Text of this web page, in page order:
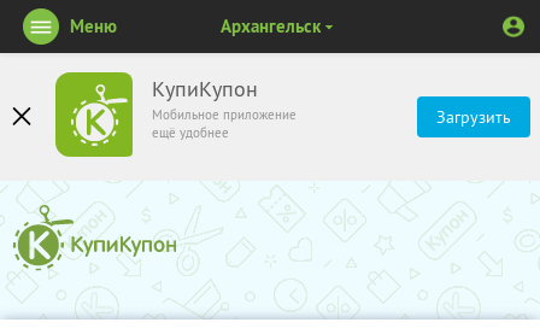
КупиКупон
Мобильное приложение
ещё удобнее
Загрузить
Меню Архангельск